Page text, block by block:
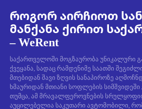
როგორ აირჩიოთ
მანქანა ქირით
– WeRent
საქართველოში მოგზაურობა უნიკალური
ქვეყანა, სადაც რამდენიმე საათში
მთებიდან შავი ზღვის სანაპიროზე
ხმაურიდან მთიანი სოფლების
თუმცა, ამ მრავალფეროვნების
აუცილებელია საკუთარი ავტომობილი,